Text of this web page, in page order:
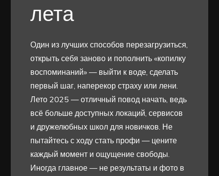
лета
Один из лучших способов перезагрузиться,
открыть себя заново и пополнить «копилку
воспоминаний» — выйти к воде, сделать
первый шаг, наперекор страху или лени.
Лето 2025 — отличный повод начать, ведь
всё больше доступных локаций, сервисов
и дружелюбных школ для новичков. Не
пытайтесь с ходу стать профи — цените
каждый момент и ощущение свободы.
Иногда главное — не результаты и фото в